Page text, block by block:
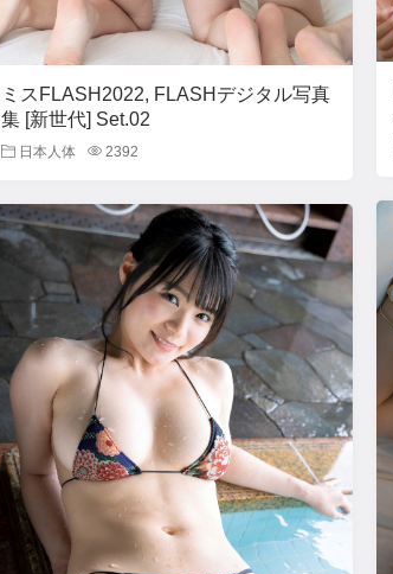
ミスFLASH2022, FLASHデジタル写真
集 [新世代] Set.02
日本人体 2392